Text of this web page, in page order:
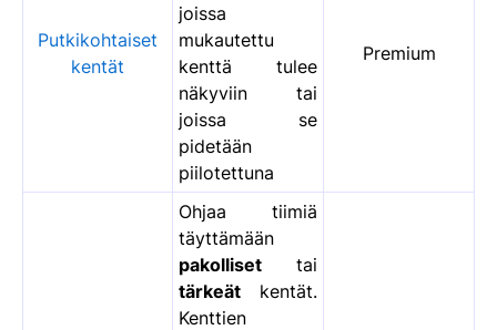
Putkikohtaiset
kentät
joissa
mukautettu
kenttä tulee
näkyviin tai
joissa se
pidetään
piilotettuna
Premium
Ohjaa tiimiä
täyttämään
pakolliset tai
tärkeät kentät.
Kenttien